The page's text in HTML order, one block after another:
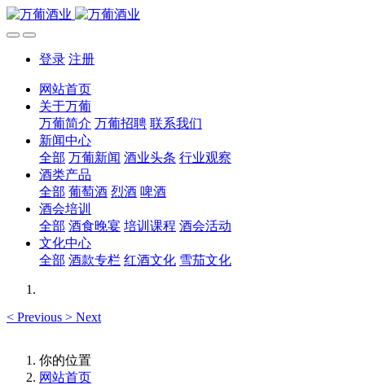
登录 注册
网站首页
关于万葡
万葡简介 万葡招聘 联系我们
新闻中心
全部 万葡新闻 酒业头条 行业观察
酒类产品
全部 葡萄酒 烈酒 啤酒
酒会培训
全部 酒食晚宴 培训课程 酒会活动
文化中心
全部 酒款专栏 红酒文化 雪茄文化
< Previous > Next
你的位置
网站首页